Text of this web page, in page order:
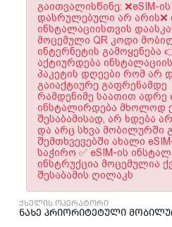
გაითვალისწინე: ❌eSIM-
დასრულებული არ არის❌
ინსტალაციისთვის
მოცემული QR კოდი
ინტერნეტის გამოყენება
აქტიურდება
პაკეტის დღეები რომ არ
გაიაქტიურე გაფრენამდე
რამდენიმე საათით ადრე
ინსტალირდება მხოლოდ
შესაბამისად, არ ხდება
და არც სხვა მობილურში
შემთხვევებში ახალი
საჭირო ✅ eSIM-ის
ინსტრუქცია მოცემულია
შესაბამის ღილაკს
ქსელის ოპერატორი
ნახე პრიორიტეტული